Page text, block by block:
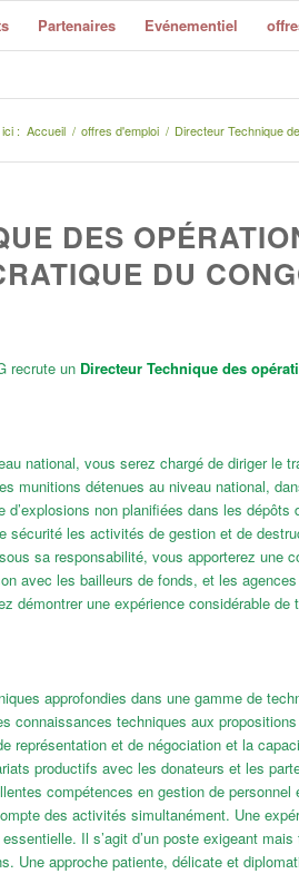
Partenaires Evénementiel
: Accueil / offres d'emploi / Directeur Technique
DES
DU
recrute un Directeur Technique des
national, vous serez chargé de diriger le
munitions détenues au niveau national,
non planifiées dans les
sécurité les activités de gestion et de
sa responsabilité, vous apporterez une
avec les bailleurs de fonds, et les
démontrer une expérience considérable
approfondies dans une gamme de
connaissances techniques aux
représentation et de négociation et la
productifs avec les donateurs et les
compétences en gestion de
des activités simultanément. Une
Il s’agit d’un poste exigeant
Une approche patiente, délicate et